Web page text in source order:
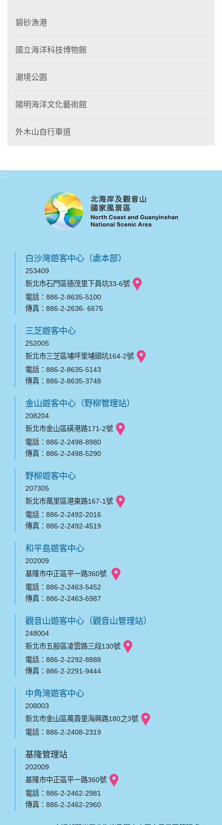
碧砂漁港
國立海洋科技博物館
潮境公園
陽明海洋文化藝術館
外木山自行車道
:::
白沙灣遊客中心（處本部）
253409
新北市石門區德茂里下員坑33-6號
電話：886-2-8635-5100
傳真：886-2-2636- 6675
三芝遊客中心
252005
新北市三芝區埔坪里埔頭坑164-2號
電話：886-2-8635-5143
傳真：886-2-8635-3748
金山遊客中心（野柳管理站）
208204
新北市金山區磺港路171-2號
電話：886-2-2498-8980
傳真：886-2-2498-5290
野柳遊客中心
207305
新北市萬里區港東路167-1號
電話：886-2-2492-2016
傳真：886-2-2492-4519
和平島遊客中心
202009
基隆市中正區平一路360號
電話：886-2-2463-5452
傳真：886-2-2463-6987
觀音山遊客中心（觀音山管理站）
248004
新北市五股區凌雲路三段130號
電話：886-2-2292-8888
傳真：886-2-2291-9444
中角灣遊客中心
208003
新北市金山區萬壽里海興路180之3號
電話：886-2-2408-2319
基隆管理站
202009
基隆市中正區平一路360號
電話：886-2-2462-2981
傳真：886-2-2462-2960